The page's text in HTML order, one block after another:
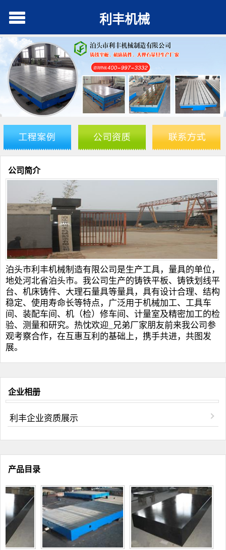
利丰机械
公司简介
泊头市利丰机械制造有限公司是生产工具，量具的单位，
地处河北省泊头市。我公司生产的铸铁平板、 铸铁划线平
台、 机床铸件、 大理石量具等量具，具有设计合理、结构
稳定、使用寿命长等特点，广泛用于机械加工、工具车
间、装配车间、机（检）修车间、计量室及精密加工的检
验、测量和研究。热忱欢迎_兄弟厂家朋友前来我公司参
观考察合作，在互惠互利的基础上，携手共进，共图发
展。
企业相册
利丰企业资质展示
产品目录